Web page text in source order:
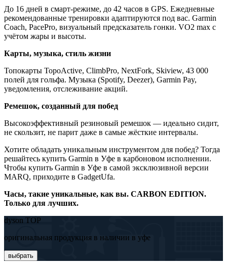
До 16 дней в смарт-режиме, до 42 часов в GPS. Ежедневные
рекомендованные тренировки адаптируются под вас. Garmin
Coach, PacePro, визуальный предсказатель гонки. VO2 max с
учётом жары и высоты.
Карты, музыка, стиль жизни
Топокарты TopoActive, ClimbPro, NextFork, Skiview, 43 000
полей для гольфа. Музыка (Spotify, Deezer), Garmin Pay,
уведомления, отслеживание акций.
Ремешок, созданный для побед
Высокоэффективный резиновый ремешок — идеально сидит,
не скользит, не парит даже в самые жёсткие интервалы.
Хотите обладать уникальным инструментом для побед? Тогда
решайтесь купить Garmin в Уфе в карбоновом исполнении.
Чтобы купить Garmin в Уфе в самой эксклюзивной версии
MARQ, приходите в GadgetUfa.
Часы, такие уникальные, как вы. CARBON EDITION.
Только для лучших.
dyson TOP
оригинальная продукция в наличии в уфе
выбрать